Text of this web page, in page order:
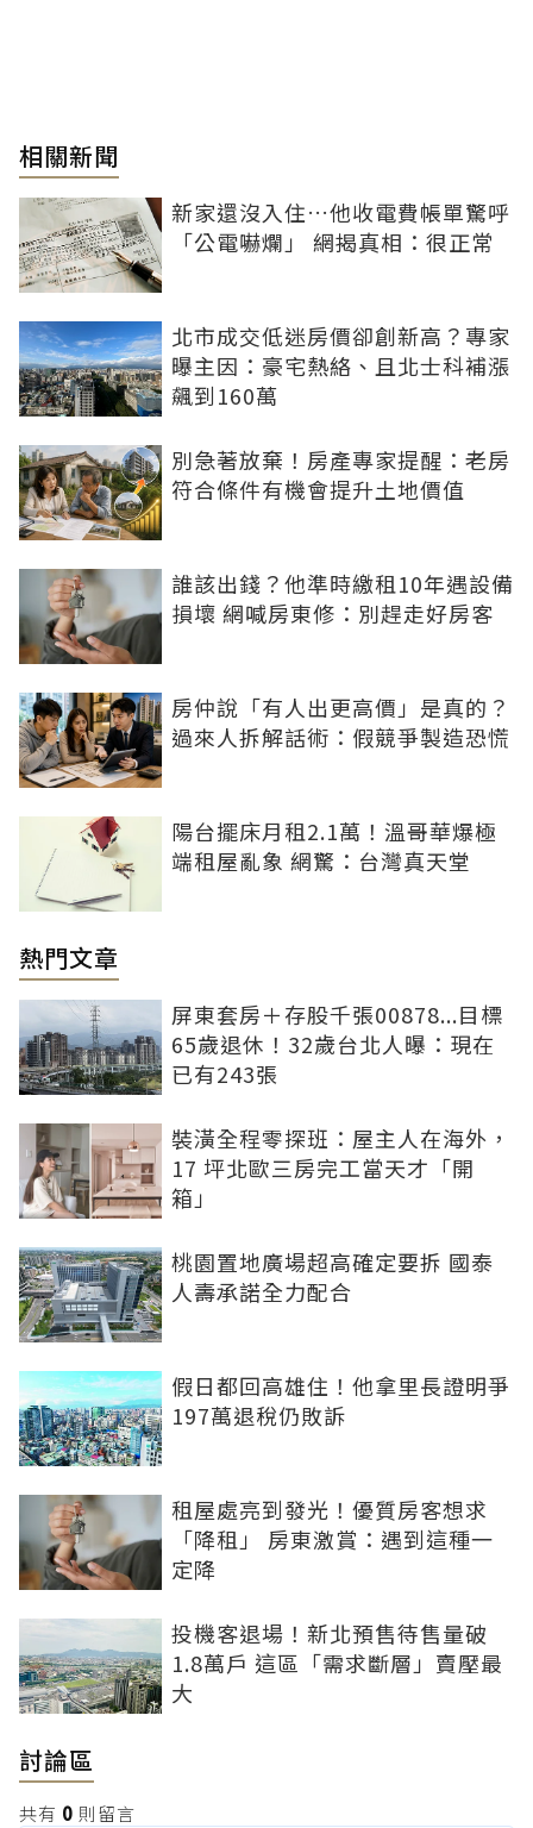
相關新聞
新家還沒入住…他收電費帳單驚呼
「公電嚇爛」 網揭真相：很正常
北市成交低迷房價卻創新高？專家
曝主因：豪宅熱絡、且北士科補漲
飆到160萬
別急著放棄！房產專家提醒：老房
符合條件有機會提升土地價值
誰該出錢？他準時繳租10年遇設備
損壞 網喊房東修：別趕走好房客
房仲說「有人出更高價」是真的？
過來人拆解話術：假競爭製造恐慌
陽台擺床月租2.1萬！溫哥華爆極
端租屋亂象 網驚：台灣真天堂
熱門文章
屏東套房＋存股千張00878...目標
65歲退休！32歲台北人曝：現在
已有243張
裝潢全程零探班：屋主人在海外，
17 坪北歐三房完工當天才「開
箱」
桃園置地廣場超高確定要拆 國泰
人壽承諾全力配合
假日都回高雄住！他拿里長證明爭
197萬退稅仍敗訴
租屋處亮到發光！優質房客想求
「降租」 房東激賞：遇到這種一
定降
投機客退場！新北預售待售量破
1.8萬戶 這區「需求斷層」賣壓最
大
討論區
共有 0 則留言